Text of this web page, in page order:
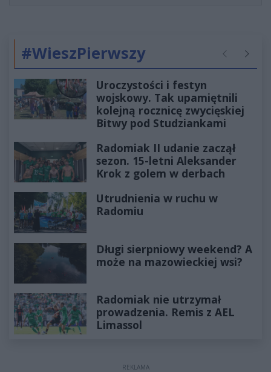
#WieszPierwszy Poprzednie
Uroczystości i festyn
wojskowy. Tak upamiętnili
kolejną rocznicę zwycięskiej
Bitwy pod Studziankami
Radomiak II udanie zaczął
sezon. 15-letni Aleksander
Krok z golem w derbach
Utrudnienia w ruchu w
Radomiu
Długi sierpniowy weekend? A
może na mazowieckiej wsi?
Radomiak nie utrzymał
prowadzenia. Remis z AEL
Limassol
REKLAMA